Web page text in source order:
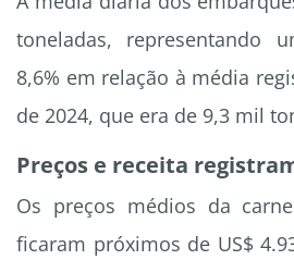
toneladas, representando
8,6% em relação à média
de 2024, que era de 9,3 mil
Preços e receita
Os preços médios da
ficaram próximos de US$